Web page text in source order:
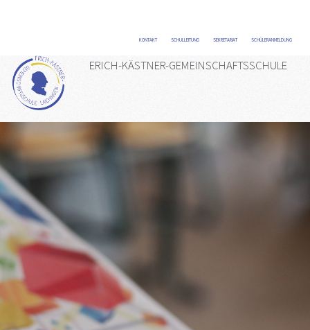
KONTAKT SCHULLEITUNG SEKRETARIAT SCHÜLERANMELDUNG
ERICH-KÄSTNER-GEMEINSCHAFTSSCHULE